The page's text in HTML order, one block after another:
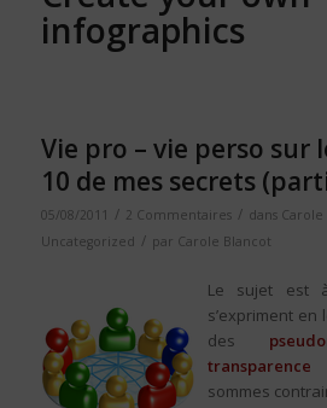
infographics
Vie pro – vie perso sur
10 de mes secrets
05/08/2011 / 2 Commentaires / dans Carole
Uncategorized / par Carole Blancot
Le sujet est
s’expriment en
des
transparence
sommes